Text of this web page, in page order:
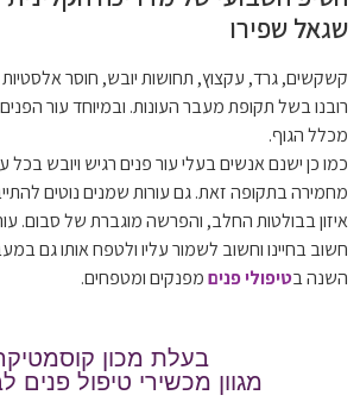
שגאל שפירו
קשקשים, גרד, עקצוץ, תחושות יובש, חוסר
רובנו בשל תקופת מעבר העונות. ובמיוחד עור
מכלל הגוף.
כמו כן ישנם אנשים בעלי עור פנים רגיש ויובש בכל
מחמירה בתקופה זאת. גם עורות שמנים נוטים
איזון בבולטות החלב, והפרשה מוגברת של סבום.
חשוב בחיינו וחשוב לשמור עליו ולטפח אותו גם
השנה בטיפולי פניםמפנקים ומטפחים.
בעלת מכון
מגוון מכשירי טיפול פנים